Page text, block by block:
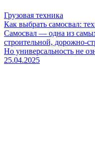
Грузовая техника
Как выбрать самосвал:
Самосвал — одна из
строительной, дорожно-
Но универсальность не
25.04.2025